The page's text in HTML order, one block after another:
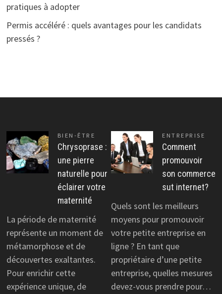
pratiques à adopter
Permis accéléré : quels avantages pour les candidats
pressés ?
BIEN-ÊTRE
Chrysoprase :
une pierre
naturelle pour
éclairer votre
maternité
La période de maternité
représente un moment de
métamorphose et de
découvertes exaltantes.
Pour enrichir cette
expérience unique, de
ENTREPRISE
Comment
promouvoir
son commerce
sut internet?
Quels sont les meilleurs
moyens pour promouvoir
votre petite entreprise en
ligne ? En tant que
propriétaire d’une petite
entreprise, quelles mesures
devez-vous prendre pour…